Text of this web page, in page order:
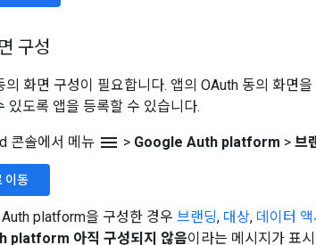
구성
의 화면 구성이 필요합니다. 앱의 OAuth 동의 화
있도록 앱을 등록할 수 있습니다.
콘솔에서 메뉴 menu > Google Auth platform > 브
이동
Auth platform을 구성한 경우 브랜딩, 대상, 데이터
platform 아직 구성되지 않음이라는 메시지가 표